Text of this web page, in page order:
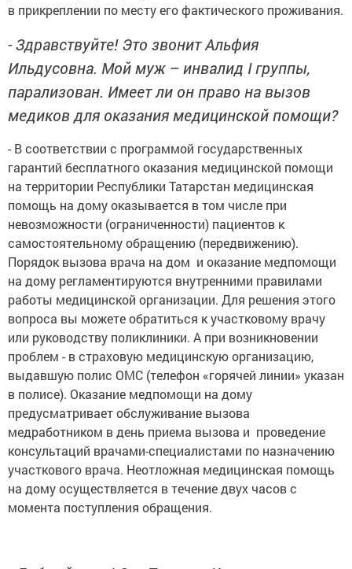
в прикреплении по месту его фактического проживания.
- Здравствуйте! Это звонит Альфия
Ильдусовна. Мой муж – инвалид I группы,
парализован. Имеет ли он право на вызов
медиков для оказания медицинской помощи?
- В соответствии с программой государственных
гарантий бесплатного оказания медицинской помощи
на территории Республики Татарстан медицинская
помощь на дому оказывается в том числе при
невозможности (ограниченности) пациентов к
самостоятельному обращению (передвижению).
Порядок вызова врача на дом и оказание медпомощи
на дому регламентируются внутренними правилами
работы медицинской организации. Для решения этого
вопроса вы можете обратиться к участковому врачу
или руководству поликлиники. А при возникновении
проблем - в страховую медицинскую организацию,
выдавшую полис ОМС (телефон «горячей линии» указан
в полисе). Оказание медпомощи на дому
предусматривает обслуживание вызова
медработником в день приема вызова и проведение
консультаций врачами-специалистами по назначению
участкового врача. Неотложная медицинская помощь
на дому осуществляется в течение двух часов с
момента поступления обращения.